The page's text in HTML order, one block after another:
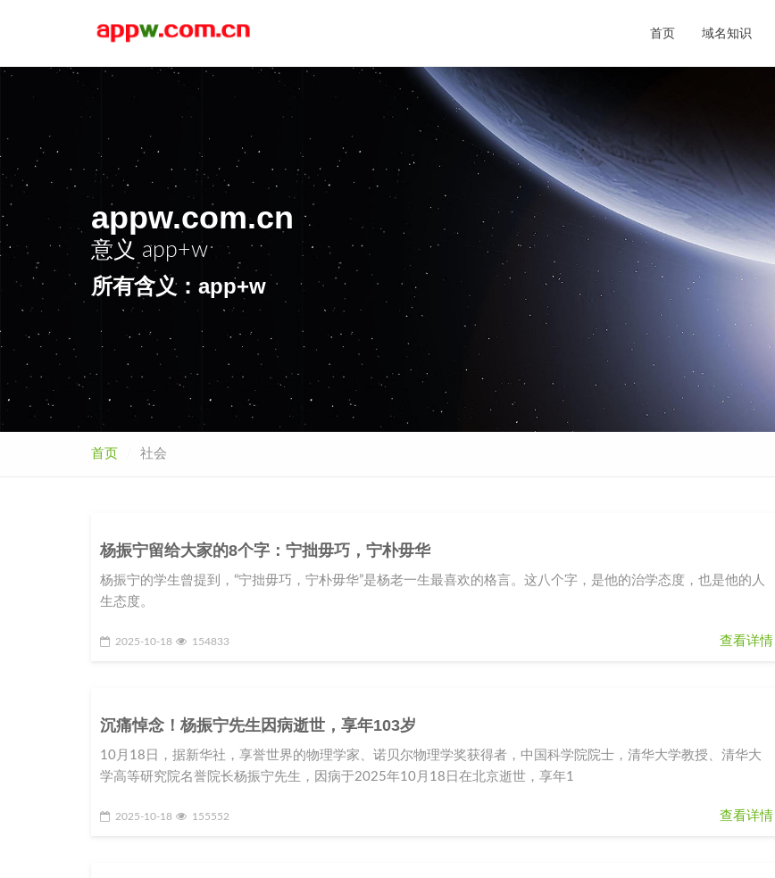
首页 域名知识
appw.com.cn
意义 app+w
所有含义：app+w
首页 社会
杨振宁留给大家的8个字：宁拙毋巧，宁朴毋华
杨振宁的学生曾提到，“宁拙毋巧，宁朴毋华”是杨老一生最喜欢的格言。这八个字，是他的治学态度，也是他的人
生态度。
2025-10-18 154833 查看详情
沉痛悼念！杨振宁先生因病逝世，享年103岁
10月18日，据新华社，享誉世界的物理学家、诺贝尔物理学奖获得者，中国科学院院士，清华大学教授、清华大
学高等研究院名誉院长杨振宁先生，因病于2025年10月18日在北京逝世，享年1
2025-10-18 155552 查看详情